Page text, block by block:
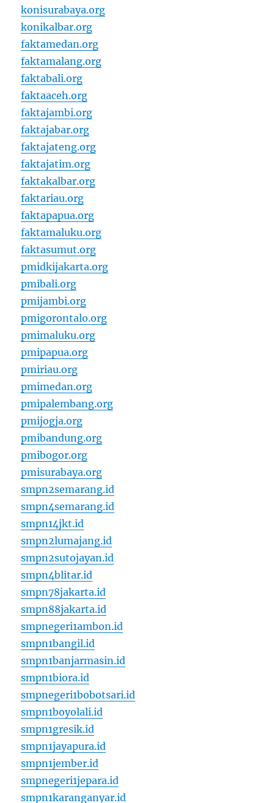
konisurabaya.org
konikalbar.org
faktamedan.org
faktamalang.org
faktabali.org
faktaaceh.org
faktajambi.org
faktajabar.org
faktajateng.org
faktajatim.org
faktakalbar.org
faktariau.org
faktapapua.org
faktamaluku.org
faktasumut.org
pmidkijakarta.org
pmibali.org
pmijambi.org
pmigorontalo.org
pmimaluku.org
pmipapua.org
pmiriau.org
pmimedan.org
pmipalembang.org
pmijogja.org
pmibandung.org
pmibogor.org
pmisurabaya.org
smpn2semarang.id
smpn4semarang.id
smpn14jkt.id
smpn2lumajang.id
smpn2sutojayan.id
smpn4blitar.id
smpn78jakarta.id
smpn88jakarta.id
smpnegeri1ambon.id
smpn1bangil.id
smpn1banjarmasin.id
smpn1biora.id
smpnegeri1bobotsari.id
smpn1boyolali.id
smpn1gresik.id
smpn1jayapura.id
smpn1jember.id
smpnegeri1jepara.id
smpn1karanganyar.id